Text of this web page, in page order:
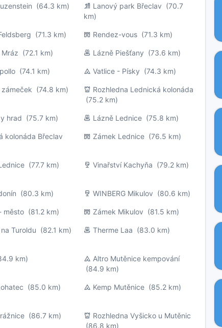
(64.3 km) Lanový park Břeclav (70.7
km)
(71.3 km) Rendez-vous(71.3 km)
(72.1 km) Lázně Piešťany (73.6 km)
(74.1 km) Vatlice - Písky (74.3 km)
(74.8 km)
Rozhledna Lednická kolonáda
(75.2 km)
hrad (75.7 km) Lázně Lednice(75.8 km)
kolonáda Břeclav Zámek Lednice(76.5 km)
(77.7 km) Vinařství Kachyňa (79.2 km)
(80.3 km) WINBERG Mikulov (80.6 km)
město (81.2 km) Zámek Mikulov (81.5 km)
Turoldu (82.1 km) Therme Laa (83.0 km)
km)
Altro Mutěnice kempování
(84.9 km)
(85.0 km) Kemp Mutěnice(85.2 km)
(86.7 km)
Rozhledna Vyšicko u Mutěnic
(86.8 km)